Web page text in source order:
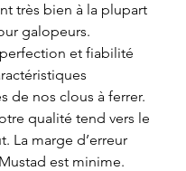
très bien à la plupart
galopeurs.
et fiabilité
de nos clous à ferrer.
qualité tend vers le
La marge d’erreur
est minime.